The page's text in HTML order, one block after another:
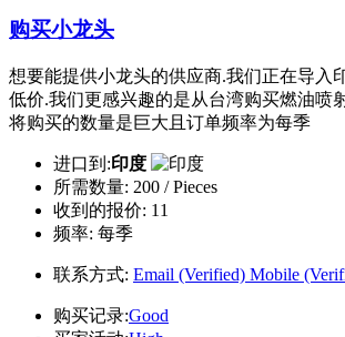
购买小龙头
想要能提供小龙头的供应商.我们正在导入
低价.我们更感兴趣的是从台湾购买燃油喷
将购买的数量是巨大且订单频率为每季
进口到:印度
所需数量: 200 / Pieces
收到的报价: 11
频率: 每季
联系方式: Email (Verified) Mobile
购买记录:Good